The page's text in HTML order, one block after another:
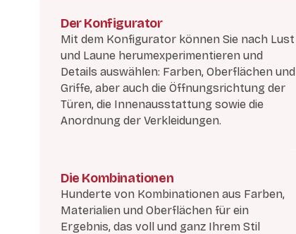
Der Konfigurator
Mit dem Konfigurator können Sie nach Lust
und Laune herumexperimentieren und
Details auswählen: Farben, Oberflächen und
Griffe, aber auch die Öffnungsrichtung der
Türen, die Innenausstattung sowie die
Anordnung der Verkleidungen.
Die Kombinationen
Hunderte von Kombinationen aus Farben,
Materialien und Oberflächen für ein
Ergebnis, das voll und ganz Ihrem Stil